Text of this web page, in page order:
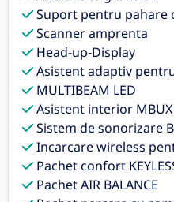
Suport pentru pahare
Scanner amprenta
Head-up-Display
Asistent adaptiv
MULTIBEAM LED
Asistent interior MBUX
Sistem de sonorizare
Incarcare wireless
Pachet confort
Pachet AIR BALANCE